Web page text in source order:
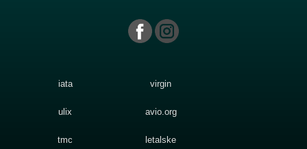
iata virgin
ulix avio.org
tmc letalske